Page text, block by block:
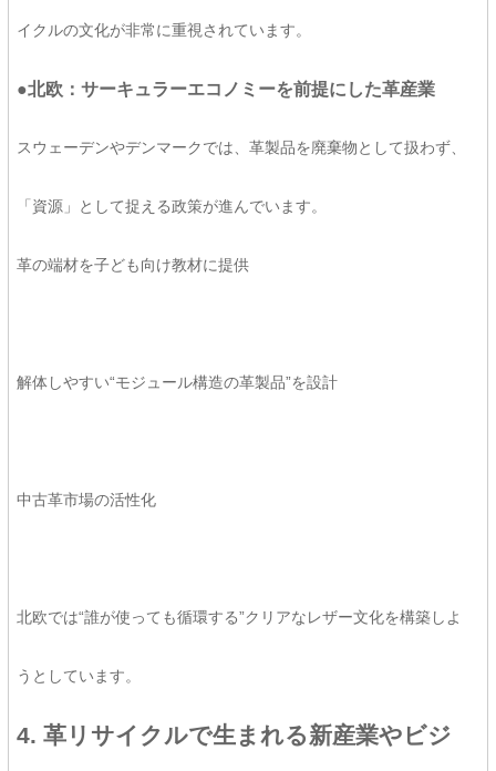
イクルの文化が非常に重視されています。
●北欧：サーキュラーエコノミーを前提にした革産業
スウェーデンやデンマークでは、革製品を廃棄物として扱わず、
「資源」として捉える政策が進んでいます。
革の端材を子ども向け教材に提供
解体しやすい“モジュール構造の革製品”を設計
中古革市場の活性化
北欧では“誰が使っても循環する”クリアなレザー文化を構築しよ
うとしています。
4. 革リサイクルで生まれる新産業やビジ